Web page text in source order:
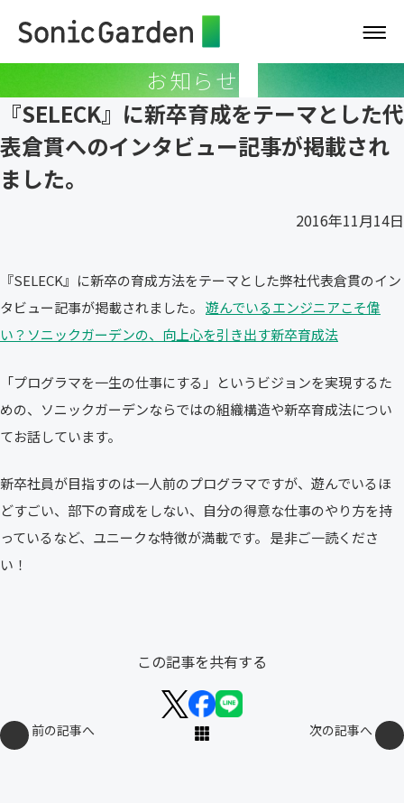
お知らせ
『SELECK』に新卒育成をテーマとした代
表倉貫へのインタビュー記事が掲載され
ました。
2016年11月14日
『SELECK』に新卒の育成方法をテーマとした弊社代表倉貫のイン
タビュー記事が掲載されました。 遊んでいるエンジニアこそ偉
い？ソニックガーデンの、向上心を引き出す新卒育成法
「プログラマを一生の仕事にする」というビジョンを実現するた
めの、ソニックガーデンならではの組織構造や新卒育成法につい
てお話しています。
新卒社員が目指すのは一人前のプログラマですが、遊んでいるほ
どすごい、部下の育成をしない、自分の得意な仕事のやり方を持
っているなど、ユニークな特徴が満載です。 是非ご一読くださ
い！
この記事を共有する
前の記事へ 次の記事へ